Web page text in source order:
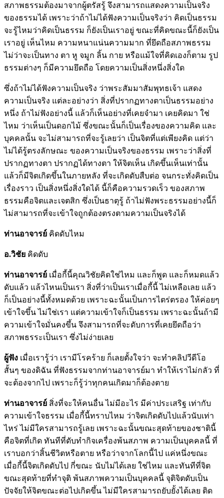
สภาพธรรมต้องมาจากผู้ตรัสรู้ จึงสามารถแสดงความเป็นจริง
ของธรรมได้ เพราะว่าถ้าไม่ได้ฟังความเป็นจริงว่า คิดเป็นธรรม
จะรู้ไหมว่าคิดเป็นธรรม ก็ยังเป็นเราอยู่ ขณะที่คิดขณะนี้ก็ยังเป็น
เราอยู่ เห็นไหม ความหนาแน่นความมาก ที่ยึดถือสภาพธรรม
ไม่ว่าจะเป็นทาง ตา หู จมูก ลิ้น กาย หรือแม้ใจที่คิดเองก็ตาม รูป
ธรรมต่างๆ ก็มีความยึดถือ โดยความเป็นสิ่งหนึ่งสิ่งใด
ซึ่งถ้าไม่ได้ฟังความเป็นจริง ว่าพระสัมมาสัมพุทธเจ้า แสดง
ความเป็นจริง แต่ละอย่างว่า สิ่งที่ปรากฏทางตาเป็นธรรมอย่าง
หนึ่ง ถ้าไม่ฟังอย่างนี้ แล้วก็เห็นอย่างที่เคยจำมา เคยคิดมา ใช่
ไหม ว่าเห็นเป็นดอกไม้ ซึ่งขณะนั้นก็เป็นเรื่องของความคิด และ
บุคคลนั้น จะไม่สามารถที่จะรู้เลยว่า เป็นจิตที่แต่เพียงคิด แต่ว่า
ไม่ได้รู้ตรงลักษณะ ของความเป็นจริงของธรรม เพราะว่าสิ่งที่
ปรากฏทางตา ปรากฏได้ทางตา ให้จิตเห็น เกิดขึ้นเห็นเท่านั้น
แล้วก็มีจิตเกิดขึ้นในภายหลัง ที่จะเกิดดับสืบต่อ จนกระทั่งคิดเป็น
เรื่องราว เป็นสิ่งหนึ่งสิ่งใดได้ นี้ก็คือความรวดเร็ว ของสภาพ
ธรรมคือจิตและเจตสิก ซึ่งเป็นธาตุรู้ ถ้าไม่ฟังพระธรรมอย่างนี้ก็
ไม่สามารถที่จะเข้าใจถูกต้องตรงตามความเป็นจริงได้
ท่านอาจารย์ คิดดับไหม
อ.วิชัย คิดดับ
ท่านอาจารย์ เมื่อกี้นี้คุณวิชัยคิดใช่ไหม และก็พูด และก็หมดแล้ว
ดับแล้ว แล้วไหนเป็นเรา สิ่งที่ว่าเป็นเราเมื่อกี้นี้ ไม่เหลือเลย แล้ว
ก็เป็นอย่างนี้ทั้งหมดด้วย เพราะฉะนั้นเป็นการไตร่ตรอง ให้ค่อยๆ
เข้าใจขึ้น ไม่ใช่เรา แต่ความเข้าใจก็เป็นธรรม เพราะฉะนั้นถ้ามี
ความเข้าใจมั่นคงขึ้น จึงสามารถที่จะดับการที่เคยยึดถือว่า
สภาพธรระเป็นเรา ซึ่งไม่ง่ายเลย
ผู้ฟัง เมื่อเรารู้ว่า เรามีโรคร้าย ก็เลยตั้งใจว่า จะทำคลิปวีดีโอ
สั้นๆ ของดิฉัน ที่ฟังธรรมจากท่านอาจารย์มา ทำให้เราไม่กลัว ที่
จะต้องจากไป เพราะก็รู้ว่าทุกคนเกิดมาก็ต้องตาย
ท่านอาจารย์ สิ่งที่จะให้คนอื่น ไม่มีอะไร มีค่าประเสริฐ เท่ากับ
ความเข้าใจธรรม เมื่อกี้นี้ทราบไหม ว่าจิตเกิดดับไปแล้วนับเท่า
ไหร่ ไม่มีใครสามารถรู้เลย เพราะฉะนั้นขณะสุดท้ายของชาตินี้
คือจิตที่เกิด ทันทีที่ดับทำกิจเครื่องพ้นสภาพ ความเป็นบุคคลนี้ ที่
เราบอกว่าสิ้นชีวิตหรือตาย หรือว่าจากโลกนี้ไป แค่หนึ่งขณะ
เมื่อกี้นี้จิตเกิดดับไป กี่ขณะ นับไม่ได้เลย ใช่ไหม และทันทีที่จิต
ขณะสุดท้ายที่ทำจุติ พ้นสภาพความเป็นบุคคลนี้ จุติจิตดับเป็น
ปัจจัยให้จิตขณะต่อไปเกิดขึ้น ไม่มีใครสามารถยับยั้งได้เลย ติด